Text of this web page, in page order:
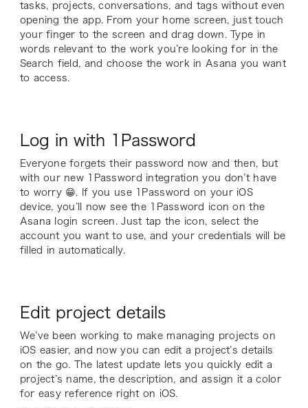
tasks, projects, conversations, and tags without even
opening the app. From your home screen, just touch
your finger to the screen and drag down. Type in
words relevant to the work you’re looking for in the
Search field, and choose the work in Asana you want
to access.
Log in with 1Password
Everyone forgets their password now and then, but
with our new 1Password integration you don’t have
to worry 😁. If you use 1Password on your iOS
device, you’ll now see the 1Password icon on the
Asana login screen. Just tap the icon, select the
account you want to use, and your credentials will be
filled in automatically.
Edit project details
We’ve been working to make managing projects on
iOS easier, and now you can edit a project’s details
on the go. The latest update lets you quickly edit a
project’s name, the description, and assign it a color
for easy reference right on iOS.